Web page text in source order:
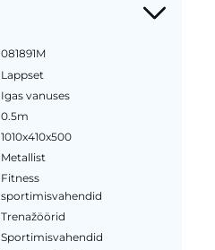
081891M
Lappset
Igas vanuses
0.5m
1010x410x500
Metallist
Fitness
sportimisvahendid
Trenažöörid
Sportimisvahendid